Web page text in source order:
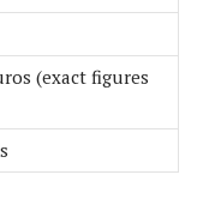
(exact figures